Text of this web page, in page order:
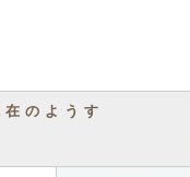
のようす